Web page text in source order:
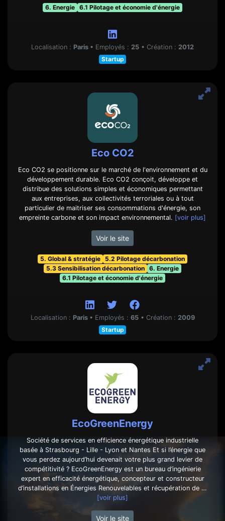
6. Energie 6.1 Pilotage et économie d'énergie
Localisation : Paris • Employés : 25 • Création : 2012
Startup
Eco CO2
Eco CO2 se positionne sur le marché de l'environnement et du
développement durable. Eco CO2 conçoit, développe et
distribue des solutions simples et économiques permettant
aux entreprises, aux collectivités terroriales ou à tout
particulier de maitriser ses consommations d'énergie, son
empreinte carbone et son impact environnemental. [voir plus]
Voir le site
5. Global & stratégie
5.2 Pilotage décarbonation
5.3 Sensibilisation décarbonation
6. Energie
6.1 Pilotage et économie d'énergie
Localisation : Paris • Employés : 65 • Création : 2009
Startup
EcoGreenEnergy
Société de services en efficience énergétique industrielle
basée à Strasbourg - Lille - Lyon et Nantes Et si l’énergie que
vous perdez aujourd’hui devenait votre plus grand levier de
compétitivité ? EcoGreenEnergy est un bureau d’ingénierie
expert en efficacité énergétique, concepteur et constructeur
d’installations en Énergies Renouvelables et récupération de …
[voir plus]
Voir le site